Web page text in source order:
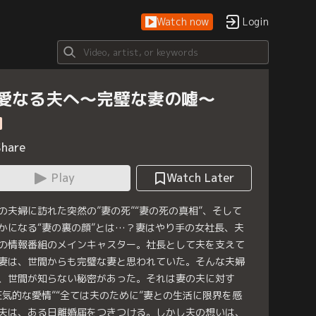
Watch now Login
なる夫へ～完璧な妻の嘘～
Play
Watch Later
夫婦に訪れた突然の”妻の死”“妻の死の真相”、そして
になる“妻の裏の顔”とは…？妻はやり手の女社長、夫
情報番組のメインキャスター。社長として夫を支えて
は、世間からも完璧な妻と思われていた。そんな夫婦
世間が知らない秘密があった。それは妻の夫に対す
気的な愛情”“全ては夫のために”妻との生活に限界を感
は、ある日離婚届をつきつける。しかし夫の想いは、